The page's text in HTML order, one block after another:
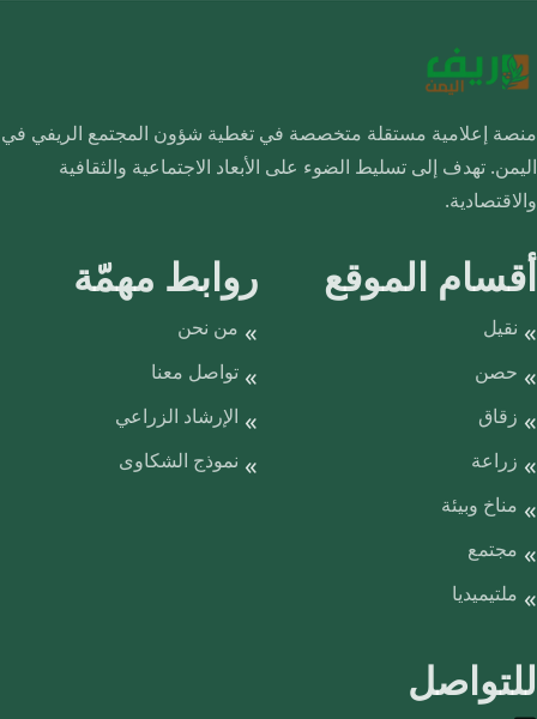
منصة إعلامية مستقلة متخصصة في تغطية شؤون المجتمع الريفي في
اليمن. تهدف إلى تسليط الضوء على الأبعاد الاجتماعية والثقافية
والاقتصادية.
أقسام الموقع
نقيل
حصن
زقاق
زراعة
مناخ وبيئة
مجتمع
ملتيميديا
روابط مهمّة
من نحن
تواصل معنا
الإرشاد الزراعي
نموذج الشكاوى
للتواصل